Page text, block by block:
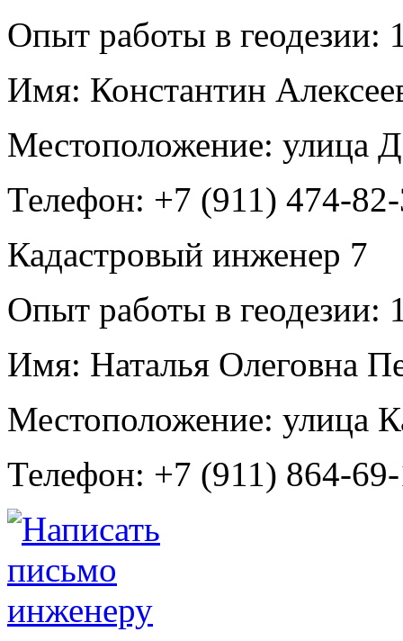
Опыт работы в геодезии:
Имя: Константин
Местоположение: улица
Телефон: +7 (911) 474-
Кадастровый инженер 7
Опыт работы в геодезии:
Имя: Наталья Олеговна
Местоположение: улица
Телефон: +7 (911) 864-